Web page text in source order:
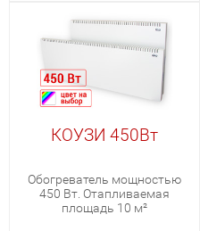
КОУЗИ 450Вт
Обогреватель мощностью
450 Вт. Отапливаемая
площадь 10 м²